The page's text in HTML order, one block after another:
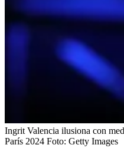
Ingrit Valencia ilusiona con
París 2024 Foto: Getty Images